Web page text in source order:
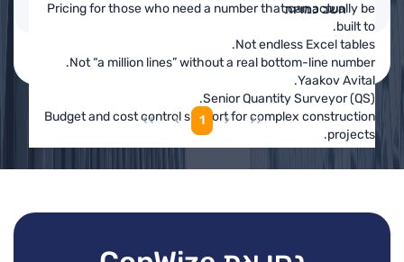
Pricing for those who need a number that can actually be
built to.
Not endless Excel tables.
Not “a million lines” without a real bottom-line number.
Yaakov Avital.
Senior Quantity Surveyor (QS).
Budget and cost control support for complex construction
projects.
What I do in practice:
• Bills of quantities and cost estimates
חשב כמויות
פרטים נוספים בקשה להצעת מחיר
1